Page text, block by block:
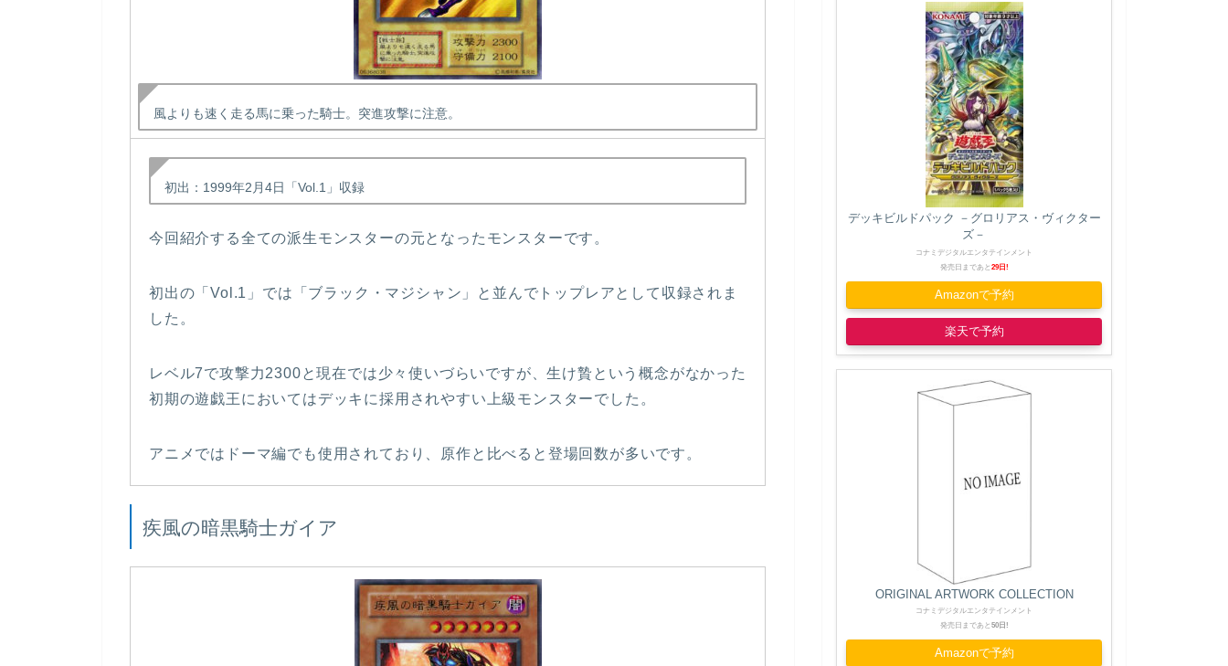
風よりも速く走る馬に乗った騎士。突進攻撃に注意。
初出：1999年2月4日「Vol.1」収録
今回紹介する全ての派生モンスターの元となったモンスターです。
初出の「Vol.1」では「ブラック・マジシャン」と並んでトップレアとして収録されま
した。
レベル7で攻撃力2300と現在では少々使いづらいですが、生け贄という概念がなかった
初期の遊戯王においてはデッキに採用されやすい上級モンスターでした。
アニメではドーマ編でも使用されており、原作と比べると登場回数が多いです。
疾風の暗黒騎士ガイア
デッキビルドパック －グロリアス・ヴィクター
ズ－
コナミデジタルエンタテインメント
発売日まであと 29日!
Amazonで予約
楽天で予約
ORIGINAL ARTWORK COLLECTION
コナミデジタルエンタテインメント
発売日まであと 50日!
Amazonで予約